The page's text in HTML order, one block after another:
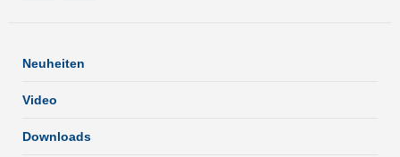
Neuheiten
Video
Downloads